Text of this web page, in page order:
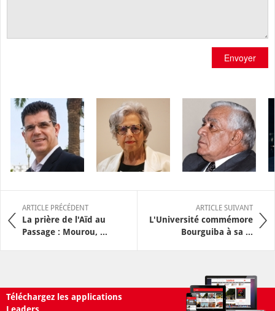
Envoyer
ARTICLE PRÉCÉDENT
La prière de l'Aïd au
Passage : Mourou, ...
ARTICLE SUIVANT
L'Université commémore
Bourguiba à sa ...
Téléchargez les applications